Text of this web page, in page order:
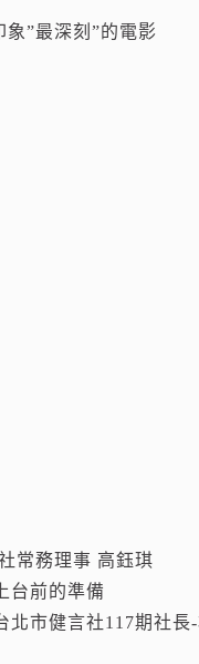
”最深刻”的電影
常務理事 高鈺琪
台前的準備
北市健言社117期社長